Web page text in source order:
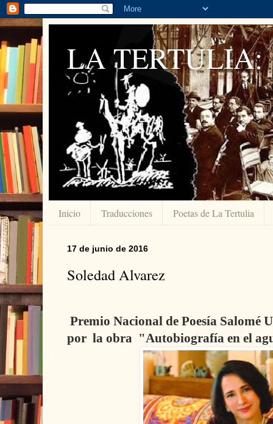
LA TERTULIA:
Inicio Traducciones Poetas de La Tertulia
17 de junio de 2016
Soledad Alvarez
Premio Nacional de Poesía Salomé
por la obra "Autobiografía en el